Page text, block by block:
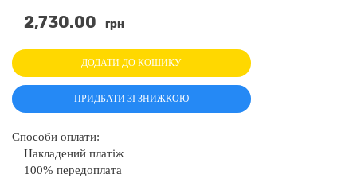
2,730.00 грн
ДОДАТИ ДО КОШИКУ
ПРИДБАТИ ЗІ ЗНИЖКОЮ
Способи оплати:
Накладений платіж
100% передоплата